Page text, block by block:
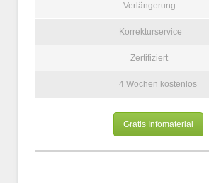
Verlängerung
Korrekturservice
Zertifiziert
4 Wochen kostenlos
Gratis Infomaterial